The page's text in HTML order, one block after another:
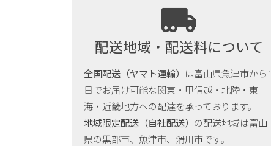
配送地域・配送料について
全国配送（ヤマト運輸） は富山県魚津市から1
日でお届け可能な関東・甲信越・北陸・東
海・近畿地方への配達を承っております。
地域限定配送（自社配送） の配送地域は富山
県の黒部市、魚津市、滑川市です。